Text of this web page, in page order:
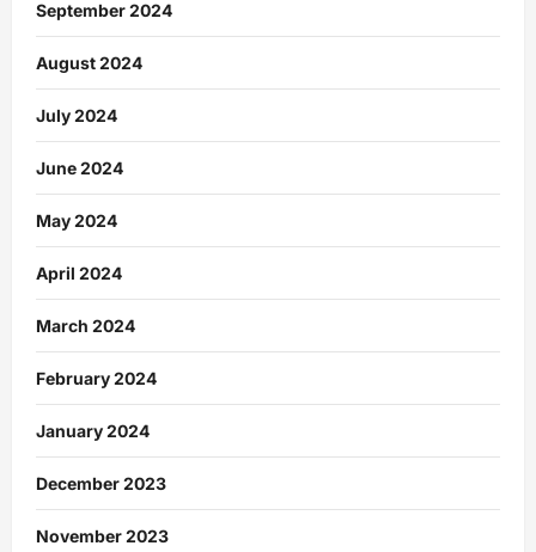
September 2024
August 2024
July 2024
June 2024
May 2024
April 2024
March 2024
February 2024
January 2024
December 2023
November 2023